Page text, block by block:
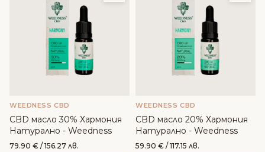
WEEDNESS CBD
CBD масло 30% Хармония
Натурално - Weedness
79.90 € / 156.27 лв.
WEEDNESS CBD
CBD масло 20% Хармония
Натурално - Weedness
59.90 € / 117.15 лв.